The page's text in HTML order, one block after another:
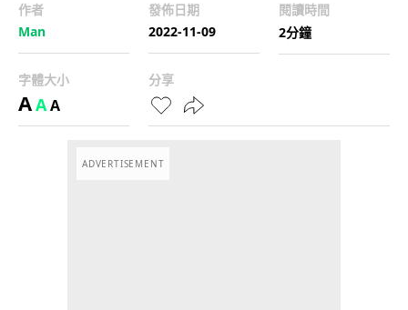
作者
Man
發佈日期
2022-11-09
閱讀時間
2分鐘
字體大小
AAA
分享
ADVERTISEMENT